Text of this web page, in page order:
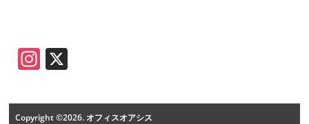
Instagram
Copyright ©2026. オフィスオアシス